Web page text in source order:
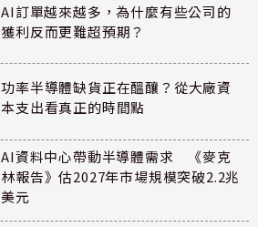
AI訂單越來越多，為什麼有些公司的
獲利反而更難超預期？
功率半導體缺貨正在醞釀？從大廠資
本支出看真正的時間點
AI資料中心帶動半導體需求 《麥克
林報告》估2027年市場規模突破2.2兆
美元